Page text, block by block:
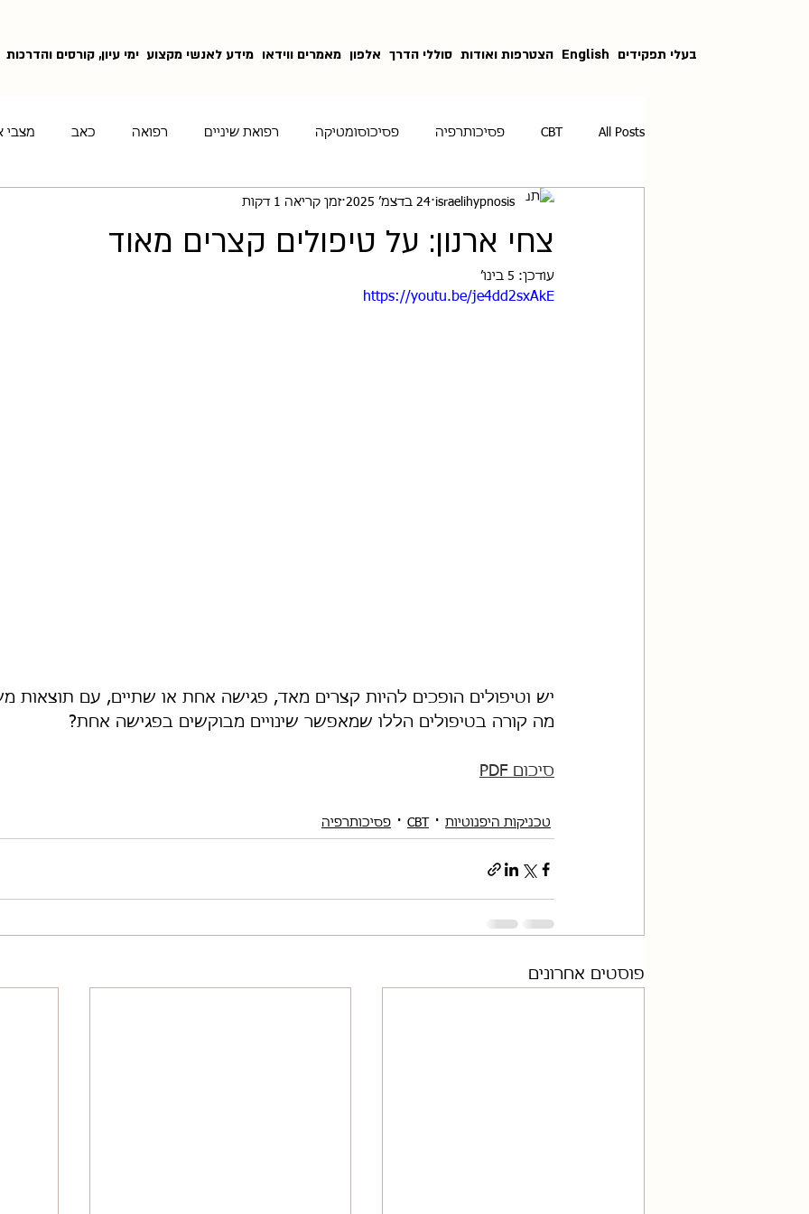
בעלי תפקידים English הצטרפות ואודות סוללי הדרך אלפון מאמרים ווידאו מידע לאנשי מקצוע ימי עיון, קורסים והדרכות
All Posts
CBT פסיכותרפיה פסיכוסומטיקה רפואת שיניים רפואה כאב מצבי
אינדוקציות טראומה חרדה טכניקות היפנוטיות
צחי ארנון: על טיפולים קצרים מאוד
israelihypnosis 24 בדצמ׳ 2025 זמן קריאה 1 דקות
עודכן: 5 בינו׳
https://youtu.be/je4dd2sxAkE
יש וטיפולים הופכים להיות קצרים מאד, פגישה אחת או שתיים, עם תוצאות
מה קורה בטיפולים הללו שמאפשר שינויים מבוקשים בפגישה אחת?
סיכום PDF
טכניקות היפנוטיות CBT פסיכותרפיה
פוסטים אחרונים